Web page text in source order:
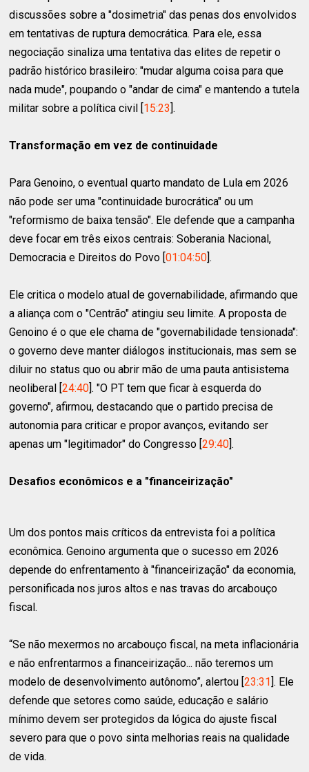
discussões sobre a "dosimetria" das penas dos envolvidos
em tentativas de ruptura democrática. Para ele, essa
negociação sinaliza uma tentativa das elites de repetir o
padrão histórico brasileiro: "mudar alguma coisa para que
nada mude", poupando o "andar de cima" e mantendo a tutela
militar sobre a política civil [15:23].
Transformação em vez de continuidade
Para Genoino, o eventual quarto mandato de Lula em 2026
não pode ser uma "continuidade burocrática" ou um
"reformismo de baixa tensão". Ele defende que a campanha
deve focar em três eixos centrais: Soberania Nacional,
Democracia e Direitos do Povo [01:04:50].
Ele critica o modelo atual de governabilidade, afirmando que
a aliança com o "Centrão" atingiu seu limite. A proposta de
Genoino é o que ele chama de "governabilidade tensionada":
o governo deve manter diálogos institucionais, mas sem se
diluir no status quo ou abrir mão de uma pauta antisistema
neoliberal [24:40]. "O PT tem que ficar à esquerda do
governo", afirmou, destacando que o partido precisa de
autonomia para criticar e propor avanços, evitando ser
apenas um "legitimador" do Congresso [29:40].
Desafios econômicos e a "financeirização"
Um dos pontos mais críticos da entrevista foi a política
econômica. Genoino argumenta que o sucesso em 2026
depende do enfrentamento à "financeirização" da economia,
personificada nos juros altos e nas travas do arcabouço
fiscal.
“Se não mexermos no arcabouço fiscal, na meta inflacionária
e não enfrentarmos a financeirização... não teremos um
modelo de desenvolvimento autônomo”, alertou [23:31]. Ele
defende que setores como saúde, educação e salário
mínimo devem ser protegidos da lógica do ajuste fiscal
severo para que o povo sinta melhorias reais na qualidade
de vida.